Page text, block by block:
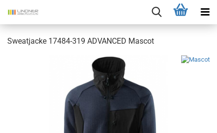
Sweatjacke 17484-319 ADVANCED Mascot